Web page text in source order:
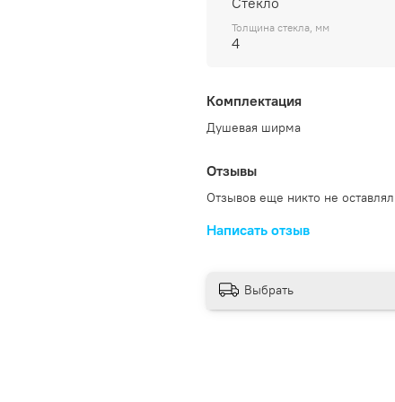
Толщина стекла, мм
4
Комплектация
Душевая ширма
Отзывы
Отзывов еще никто не оставлял
Написать отзыв
Выбрать